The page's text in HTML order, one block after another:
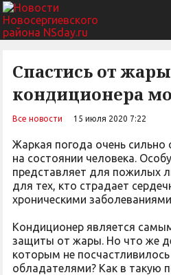
Спастись от
кондиционера
Все новости 15 июля 2020 7:22
Жаркая погода очень сильно
на состоянии человека.
представляет для пожилых
для тех, кто страдает
хроническими
Кондиционер является
защиты от жары. Но что же
которым не посчастливилось
обладателями? Как в такую